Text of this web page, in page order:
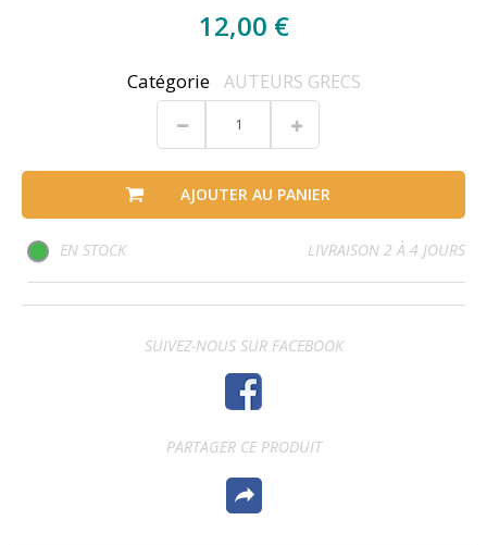
12,00 €
Catégorie AUTEURS GRECS
AJOUTER AU PANIER
EN STOCK LIVRAISON 2 À 4 JOURS
SUIVEZ-NOUS SUR FACEBOOK
PARTAGER CE PRODUIT